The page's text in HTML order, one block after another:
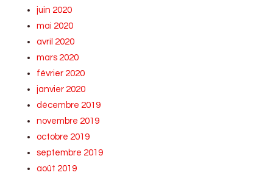
juin 2020
mai 2020
avril 2020
mars 2020
février 2020
janvier 2020
décembre 2019
novembre 2019
octobre 2019
septembre 2019
août 2019